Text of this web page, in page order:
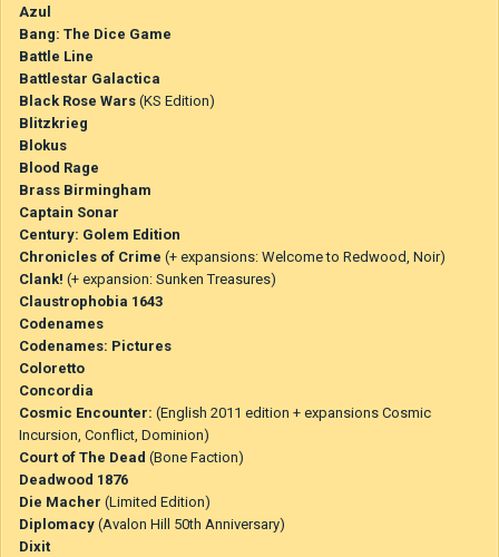
Azul
Bang: The Dice Game
Battle Line
Battlestar Galactica
Black Rose Wars (KS Edition)
Blitzkrieg
Blokus
Blood Rage
Brass Birmingham
Captain Sonar
Century: Golem Edition
Chronicles of Crime (+ expansions: Welcome to Redwood, Noir)
Clank! (+ expansion: Sunken Treasures)
Claustrophobia 1643
Codenames
Codenames: Pictures
Coloretto
Concordia
Cosmic Encounter: (English 2011 edition + expansions Cosmic
Incursion, Conflict, Dominion)
Court of The Dead (Bone Faction)
Deadwood 1876
Die Macher (Limited Edition)
Diplomacy (Avalon Hill 50th Anniversary)
Dixit